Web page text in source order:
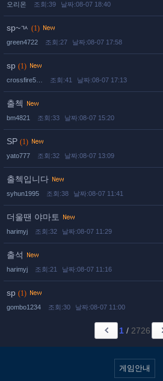
오리온 조회:39 날짜:08-07 18:40
sp~ㄳ (1)
green4722 조회:27 날짜:08-07 17:58
sp (1)
crossfire5… 조회:41 날짜:08-07 17:13
출첵
bm4821 조회:33 날짜:08-07 15:20
SP (1)
yato777 조회:32 날짜:08-07 13:09
출첵입니다
syhun1995 조회:38 날짜:08-07 11:41
더울땐 야마토
harimyj 조회:32 날짜:08-07 11:29
출석
harimyj 조회:21 날짜:08-07 11:16
sp (1)
gombo1234 조회:30 날짜:08-07 11:00
1 / 2726
게임안내